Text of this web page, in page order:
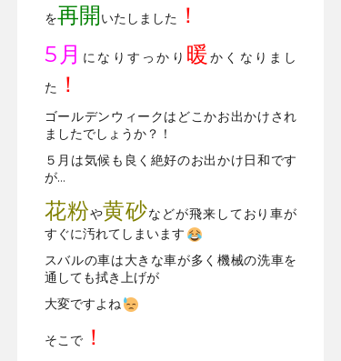
を再開いたしました
！
5 月 になりすっかり 暖かくなりまし
た
！
ゴールデンウィークはどこかお出かけされ
ましたでしょうか？！
５月は気候も良く絶好のお出かけ日和です
が…
花粉や黄砂などが飛来しており車が
すぐに汚れてしまいます
スバルの車は大きな車が多く機械の洗車を
通しても拭き上げが
大変ですよね
そこで！